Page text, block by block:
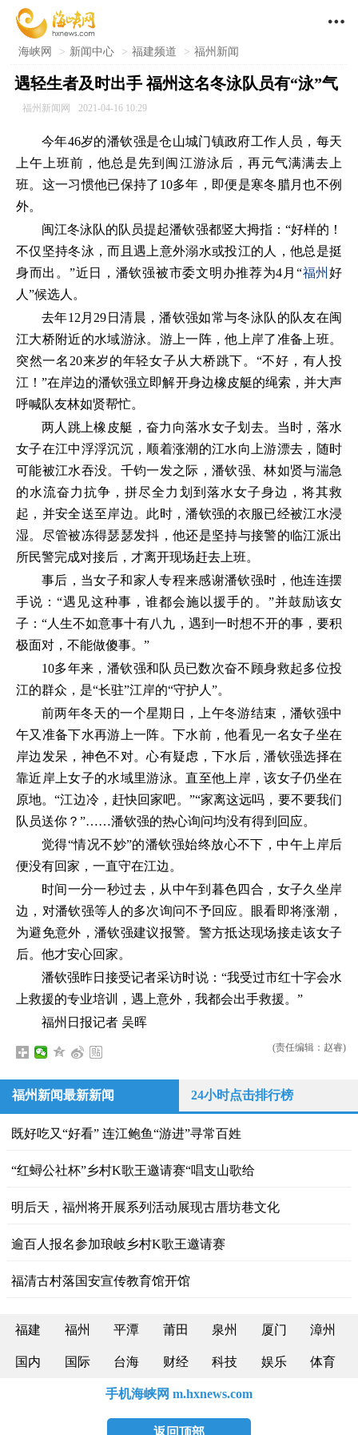

海峡网 > 新闻中心 > 福建频道 > 福州新闻
遇轻生者及时出手 福州这名冬泳队员有“泳”气
福州新闻网 2021-04-16 10:29
今年46岁的潘钦强是仓山城门镇政府工作人员，每天
上午上班前，他总是先到闽江游泳后，再元气满满去上
班。这一习惯他已保持了10多年，即便是寒冬腊月也不例
外。
闽江冬泳队的队员提起潘钦强都竖大拇指：“好样的！
不仅坚持冬泳，而且遇上意外溺水或投江的人，他总是挺
身而出。”近日，潘钦强被市委文明办推荐为4月“福州好
人”候选人。
去年12月29日清晨，潘钦强如常与冬泳队的队友在闽
江大桥附近的水域游泳。游上一阵，他上岸了准备上班。
突然一名20来岁的年轻女子从大桥跳下。“不好，有人投
江！”在岸边的潘钦强立即解开身边橡皮艇的绳索，并大声
呼喊队友林如贤帮忙。
两人跳上橡皮艇，奋力向落水女子划去。当时，落水
女子在江中浮浮沉沉，顺着涨潮的江水向上游漂去，随时
可能被江水吞没。千钧一发之际，潘钦强、林如贤与湍急
的水流奋力抗争，拼尽全力划到落水女子身边，将其救
起，并安全送至岸边。此时，潘钦强的衣服已经被江水浸
湿。尽管被冻得瑟瑟发抖，他还是坚持与接警的临江派出
所民警完成对接后，才离开现场赶去上班。
事后，当女子和家人专程来感谢潘钦强时，他连连摆
手说：“遇见这种事，谁都会施以援手的。”并鼓励该女
子：“人生不如意事十有八九，遇到一时想不开的事，要积
极面对，不能做傻事。”
10多年来，潘钦强和队员已数次奋不顾身救起多位投
江的群众，是“长驻”江岸的“守护人”。
前两年冬天的一个星期日，上午冬游结束，潘钦强中
午又准备下水再游上一阵。下水前，他看见一名女子坐在
岸边发呆，神色不对。心有疑虑，下水后，潘钦强选择在
靠近岸上女子的水域里游泳。直至他上岸，该女子仍坐在
原地。“江边冷，赶快回家吧。”“家离这远吗，要不要我们
队员送你？”……潘钦强的热心询问均没有得到回应。
觉得“情况不妙”的潘钦强始终放心不下，中午上岸后
便没有回家，一直守在江边。
时间一分一秒过去，从中午到暮色四合，女子久坐岸
边，对潘钦强等人的多次询问不予回应。眼看即将涨潮，
为避免意外，潘钦强建议报警。警方抵达现场接走该女子
后。他才安心回家。
潘钦强昨日接受记者采访时说：“我受过市红十字会水
上救援的专业培训，遇上意外，我都会出手救援。”
福州日报记者 吴晖
(责任编辑：赵睿)
福州新闻最新新闻 24小时点击排行榜
既好吃又“好看” 连江鲍鱼“游进”寻常百姓
“红蟳公社杯”乡村K歌王邀请赛“唱支山歌给
明后天，福州将开展系列活动展现古厝坊巷文化
逾百人报名参加琅岐乡村K歌王邀请赛
福清古村落国安宣传教育馆开馆
福建 福州 平潭 莆田 泉州 厦门 漳州
国内 国际 台海 财经 科技 娱乐 体育
手机海峡网 m.hxnews.com
返回顶部